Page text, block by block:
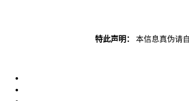
特此声明： 本信息真伪请